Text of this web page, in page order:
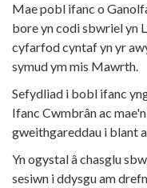
Mae pobl ifanc o
bore yn codi sbwriel yn
cyfarfod cyntaf yn yr
symud ym mis Mawrth.
Sefydliad i bobl ifanc
Ifanc Cwmbrân ac
gweithgareddau i blant
Yn ogystal â chasglu
sesiwn i ddysgu am